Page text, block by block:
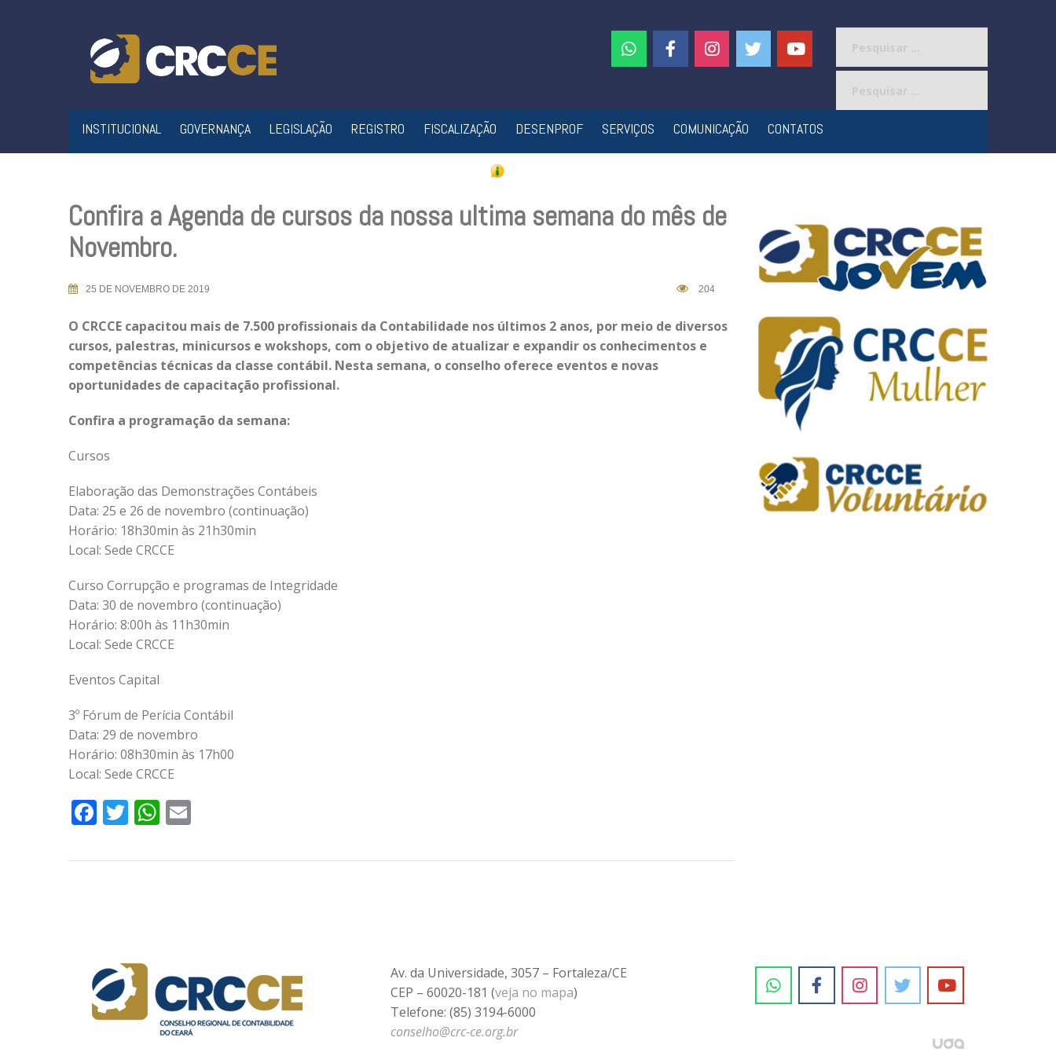
INSTITUCIONAL GOVERNANÇA LEGISLAÇÃO REGISTRO FISCALIZAÇÃO DESENPROF SERVIÇOS COMUNICAÇÃO CONTATOS
Confira a Agenda de cursos da nossa ultima semana do mês de
Novembro.
25 DE NOVEMBRO DE 2019 204
O CRCCE capacitou mais de 7.500 profissionais da Contabilidade nos últimos 2 anos, por meio de diversos
cursos, palestras, minicursos e wokshops, com o objetivo de atualizar e expandir os conhecimentos e
competências técnicas da classe contábil. Nesta semana, o conselho oferece eventos e novas
oportunidades de capacitação profissional.
Confira a programação da semana:
Cursos
Elaboração das Demonstrações Contábeis
Data: 25 e 26 de novembro (continuação)
Horário: 18h30min às 21h30min
Local: Sede CRCCE
Curso Corrupção e programas de Integridade
Data: 30 de novembro (continuação)
Horário: 8:00h às 11h30min
Local: Sede CRCCE
Eventos Capital
3º Fórum de Perícia Contábil
Data: 29 de novembro
Horário: 08h30min às 17h00
Local: Sede CRCCE
Facebook
TwitterWhatsApp
Av. da Universidade, 3057 – Fortaleza/CE
CEP – 60020-181 (veja no mapa)
Telefone: (85) 3194-6000
conselho@crc-ce.org.br